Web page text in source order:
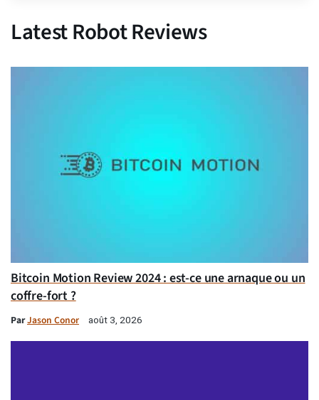
Latest Robot Reviews
Bitcoin Motion Review 2024 : est-ce une arnaque ou un
coffre-fort ?
ParJason Conor août 3, 2026